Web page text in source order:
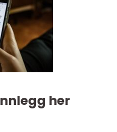
her